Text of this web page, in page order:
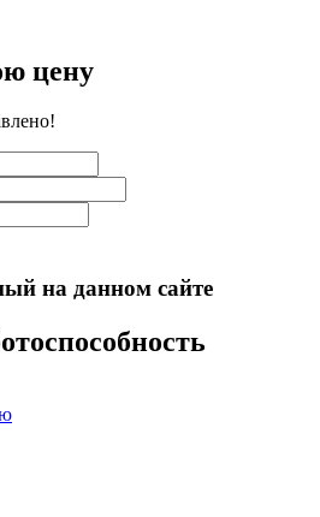
цену
на данном сайте